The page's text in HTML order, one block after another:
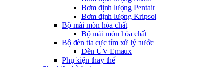
Bơm định lượng Pentair
Bơm định lượng Kripsol
Bộ mài mòn hóa chất
Bộ mài mòn hóa chất
Bộ đèn tia cực tím xử lý nước
Đèn UV Emaux
Phụ kiện thay thế